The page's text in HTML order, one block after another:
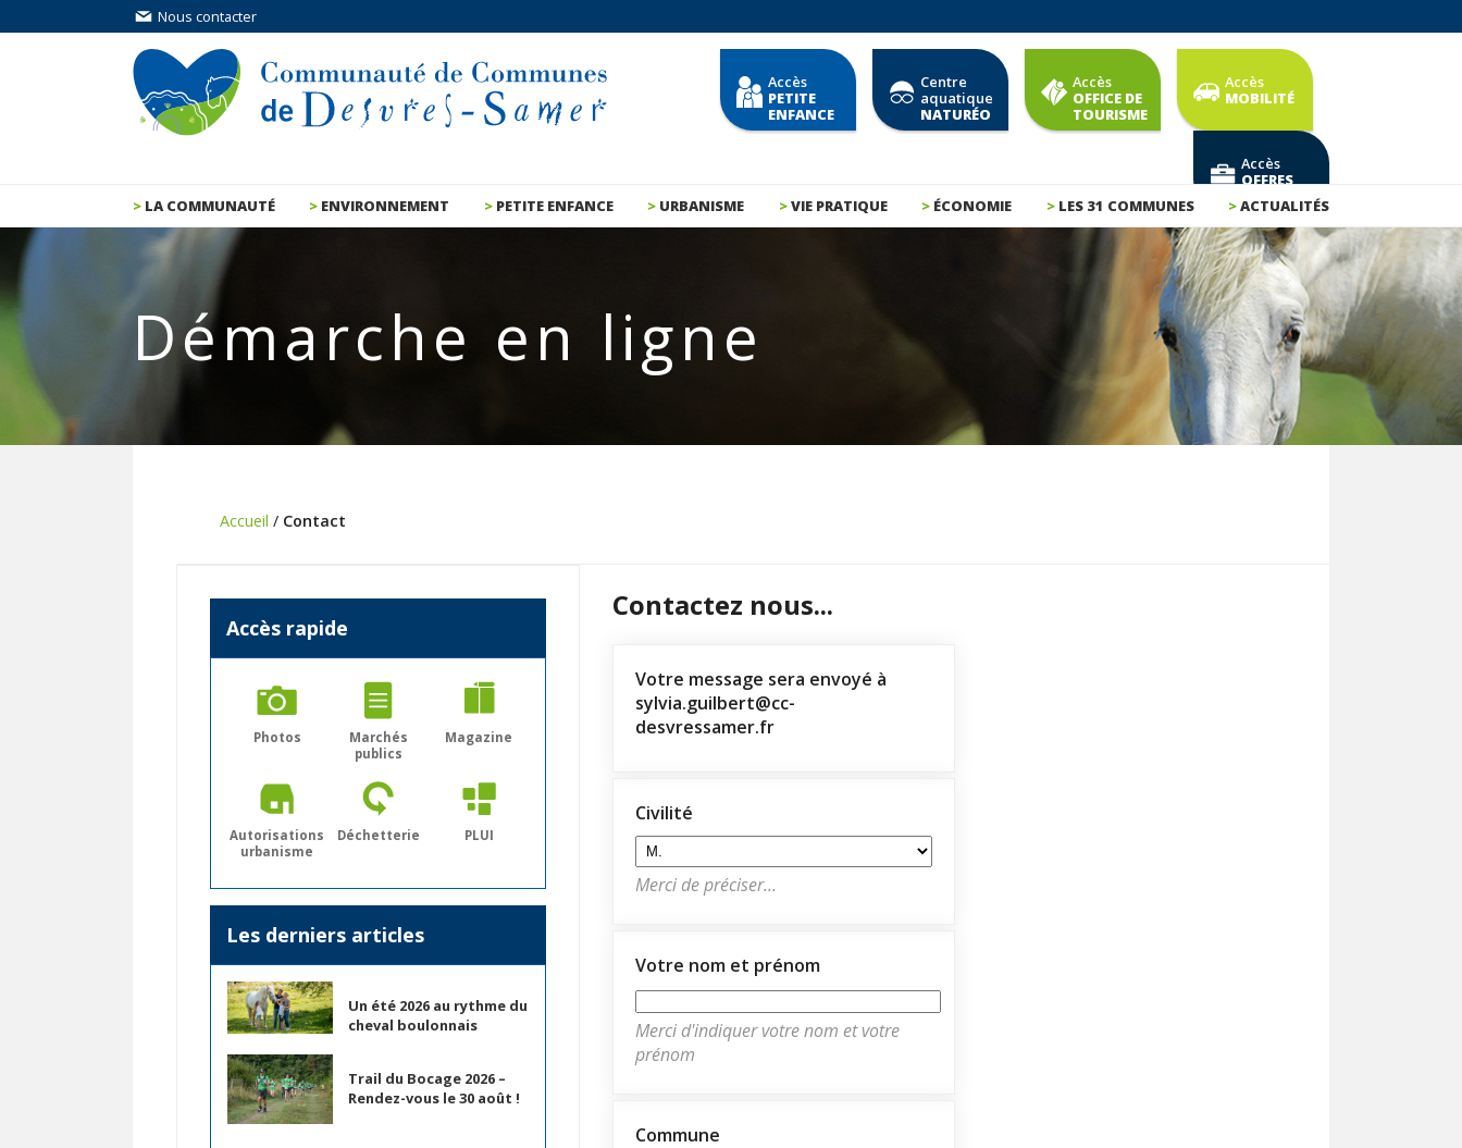
Nous contacter
Accès
PETITE
ENFANCE
Centre
aquatique
NATURÉO
Accès
OFFICE DE
TOURISME
Accès
MOBILITÉ
Accès
OFFRES
LA COMMUNAUTÉ ENVIRONNEMENT PETITE ENFANCE URBANISME VIE PRATIQUE ÉCONOMIE LES 31 COMMUNES ACTUALITÉS
Démarche en ligne
Accueil / Contact
Accès rapide
Photos
Marchés
publics
Magazine
Autorisations
urbanisme
Déchetterie PLUI
Les derniers articles
Un été 2026 au rythme du
cheval boulonnais
Trail du Bocage 2026 –
Rendez-vous le 30 août !
Contactez nous...
Votre message sera envoyé à
sylvia.guilbert@cc-
desvressamer.fr
Civilité
Merci de préciser...
Votre nom et prénom
Merci d'indiquer votre nom et votre
prénom
Commune